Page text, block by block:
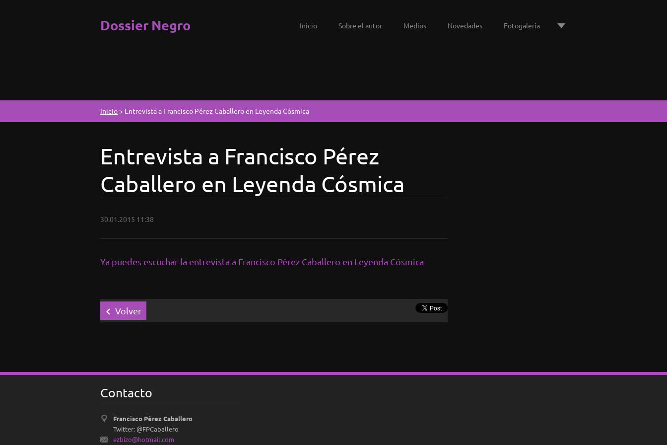
Dossier Negro Inicio Sobre el autor Medios Novedades Fotogalería
Inicio > Entrevista a Francisco Pérez Caballero en Leyenda Cósmica
Entrevista a Francisco Pérez
Caballero en Leyenda Cósmica
30.01.2015 11:38
Ya puedes escuchar la entrevista a Francisco Pérez Caballero en Leyenda Cósmica
Volver
Contacto
Francisco Pérez Caballero
Twitter: @FPCaballero
ezbizo@hotmail.com